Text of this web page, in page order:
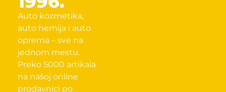
Auto kozmetika,
auto hemija i auto
oprema – sve na
jednom mestu.
Preko 5000 artikala
na našoj online
prodavnici po